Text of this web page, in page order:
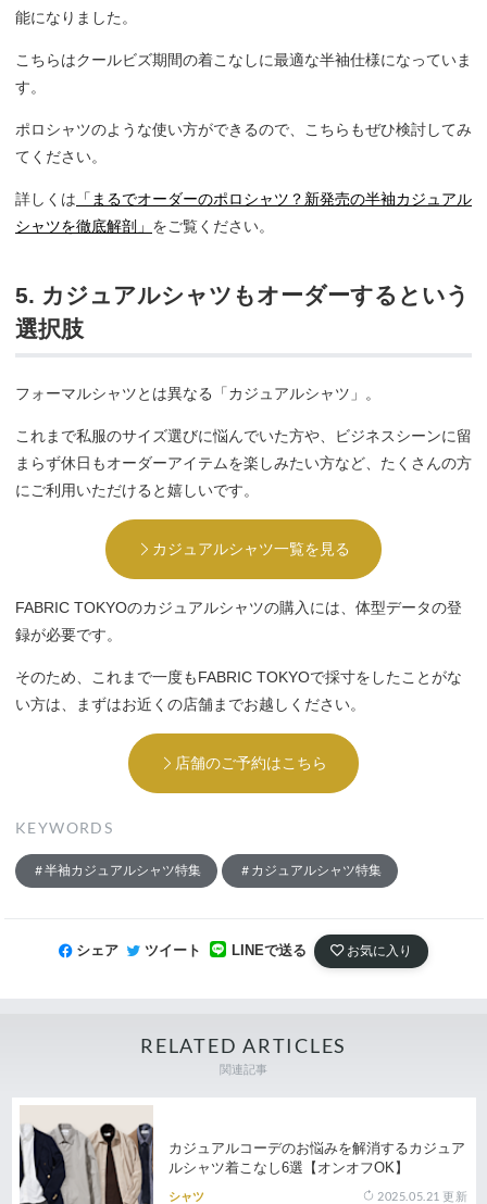
能になりました。
こちらはクールビズ期間の着こなしに最適な半袖仕様になっていま
す。
ポロシャツのような使い方ができるので、こちらもぜひ検討してみ
てください。
詳しくは 「まるでオーダーのポロシャツ？新発売の半袖カジュアル
シャツを徹底解剖」 をご覧ください。
5. カジュアルシャツもオーダーするという
選択肢
フォーマルシャツとは異なる「カジュアルシャツ」。
これまで私服のサイズ選びに悩んでいた方や、ビジネスシーンに留
まらず休日もオーダーアイテムを楽しみたい方など、たくさんの方
にご利用いただけると嬉しいです。
カジュアルシャツ一覧を見る
FABRIC TOKYOのカジュアルシャツの購入には、体型データの登
録が必要です。
そのため、これまで一度もFABRIC TOKYOで採寸をしたことがな
い方は、まずはお近くの店舗までお越しください。
店舗のご予約はこちら
KEYWORDS
半袖カジュアルシャツ特集 カジュアルシャツ特集
シェア ツイート LINEで送る お気に入り
RELATED ARTICLES
関連記事
カジュアルコーデのお悩みを解消するカジュア
ルシャツ着こなし6選【オンオフOK】
シャツ 2025.05.21 更新